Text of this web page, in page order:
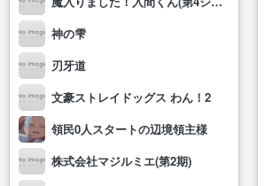
神の雫
刃牙道
文豪ストレイドッグス わん！2
領民0人スタートの辺境領主様
株式会社マジルミエ(第2期)